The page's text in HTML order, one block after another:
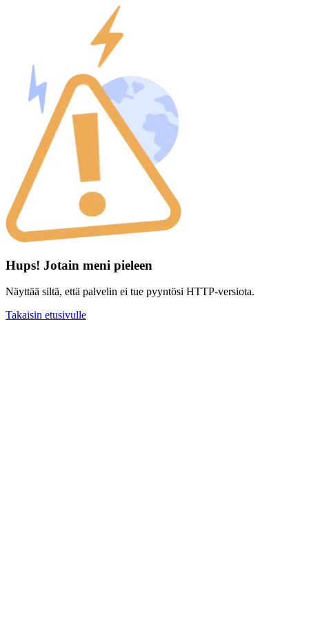
Hups! Jotain meni pieleen
Näyttää siltä, että palvelin ei tue pyyntösi HTTP-versiota.
Takaisin etusivulle